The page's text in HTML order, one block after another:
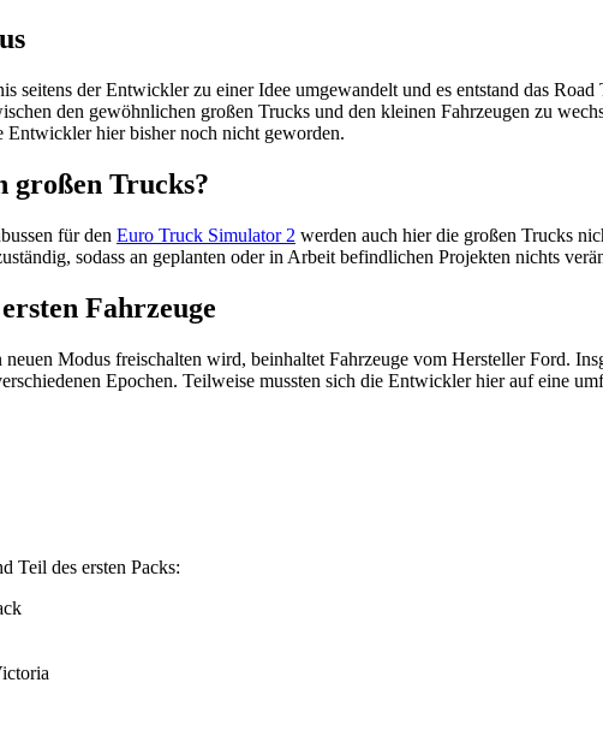
seitens der Entwickler zu einer Idee umgewandelt und es entstand das
den gewöhnlichen großen Trucks und den kleinen Fahrzeugen zu
hier bisher noch nicht geworden.
großen Trucks?
für den Euro Truck Simulator 2 werden auch hier die großen Trucks
sodass an geplanten oder in Arbeit befindlichen Projekten nichts
Fahrzeuge
Modus freischalten wird, beinhaltet Fahrzeuge vom Hersteller Ford.
Epochen. Teilweise mussten sich die Entwickler hier auf eine
Teil des ersten Packs: